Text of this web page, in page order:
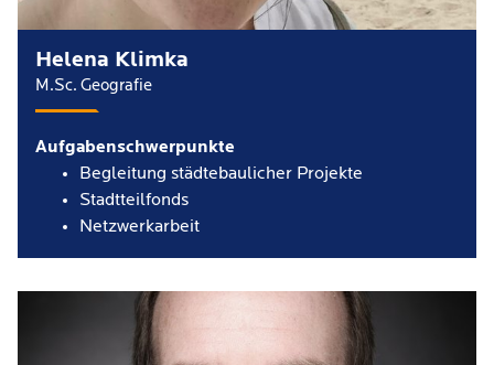
Helena Klimka
M.Sc. Geografie
Aufgabenschwerpunkte
Begleitung städtebaulicher Projekte
Stadtteilfonds
Netzwerkarbeit